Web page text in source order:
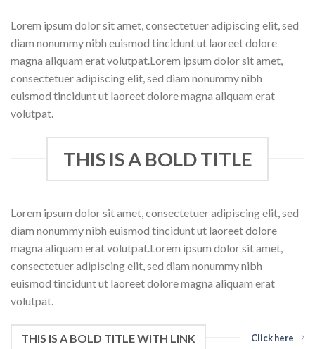
Lorem ipsum dolor sit amet, consectetuer adipiscing elit, sed
diam nonummy nibh euismod tincidunt ut laoreet dolore
magna aliquam erat volutpat.Lorem ipsum dolor sit amet,
consectetuer adipiscing elit, sed diam nonummy nibh
euismod tincidunt ut laoreet dolore magna aliquam erat
volutpat.
THIS IS A BOLD TITLE
Lorem ipsum dolor sit amet, consectetuer adipiscing elit, sed
diam nonummy nibh euismod tincidunt ut laoreet dolore
magna aliquam erat volutpat.Lorem ipsum dolor sit amet,
consectetuer adipiscing elit, sed diam nonummy nibh
euismod tincidunt ut laoreet dolore magna aliquam erat
volutpat.
THIS IS A BOLD TITLE WITH LINK Click here